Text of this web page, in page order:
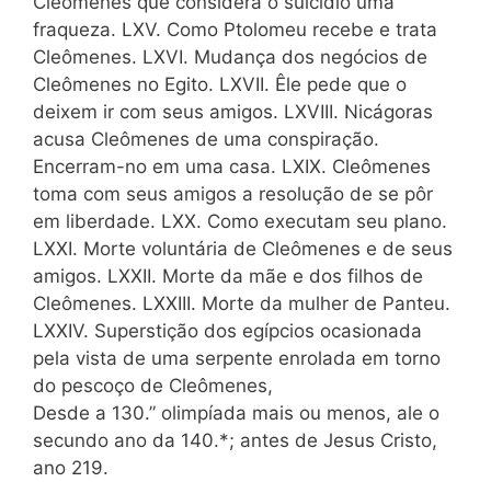
fraqueza. LXV. Como Ptolomeu recebe e trata
Cleômenes. LXVI. Mudança dos negócios de
Cleômenes no Egito. LXVII. Êle pede que o
deixem ir com seus amigos. LXVIII. Nicágoras
acusa Cleômenes de uma conspiração.
Encerram-no em uma casa. LXIX. Cleômenes
toma com seus amigos a resolução de se pôr
em liberdade. LXX. Como executam seu plano.
LXXI. Morte voluntária de Cleômenes e de seus
amigos. LXXII. Morte da mãe e dos filhos de
Cleômenes. LXXIII. Morte da mulher de Panteu.
LXXIV. Superstição dos egípcios ocasionada
pela vista de uma serpente enrolada em torno
do pescoço de Cleômenes,
Desde a 130.” olimpíada mais ou menos, ale o
secundo ano da 140.*; antes de Jesus Cristo,
ano 219.